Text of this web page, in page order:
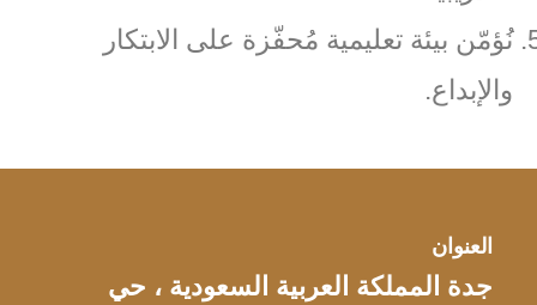
نُؤمّن بيئة تعليمية مُحفّزة على الابتكار
والإبداع.
العنوان
جدة المملكة العربية السعودية ، حي